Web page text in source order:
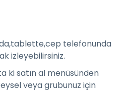
telefonunda
izleyebilirsiniz.
ki satın al menüsünden
veya grubunuz için